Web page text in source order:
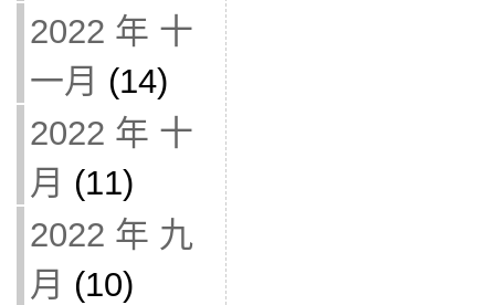
2022 年 十
一月 (14)
2022 年 十
月 (11)
2022 年 九
月 (10)